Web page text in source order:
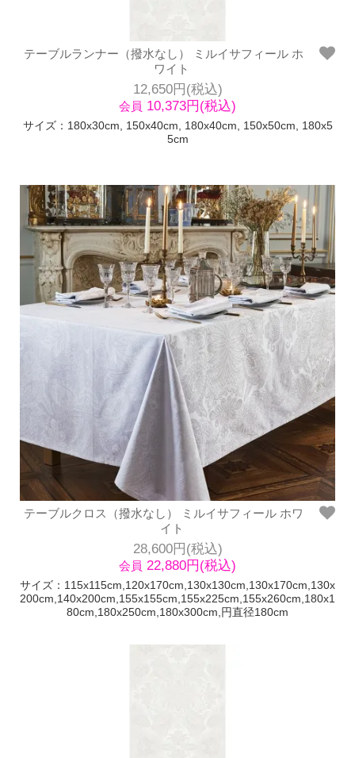
テーブルランナー（撥水なし） ミルイサフィール ホ
ワイト
12,650円(税込)
会員 10,373円(税込)
サイズ：180x30cm, 150x40cm, 180x40cm, 150x50cm, 180x5
5cm
テーブルクロス（撥水なし） ミルイサフィール ホワ
イト
28,600円(税込)
会員 22,880円(税込)
サイズ：115x115cm,120x170cm,130x130cm,130x170cm,130x
200cm,140x200cm,155x155cm,155x225cm,155x260cm,180x1
80cm,180x250cm,180x300cm,円直径180cm